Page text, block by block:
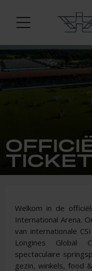
Welkom in de
International Arena.
van internationale
Longines Global
spectaculaire
gezin, winkels, food